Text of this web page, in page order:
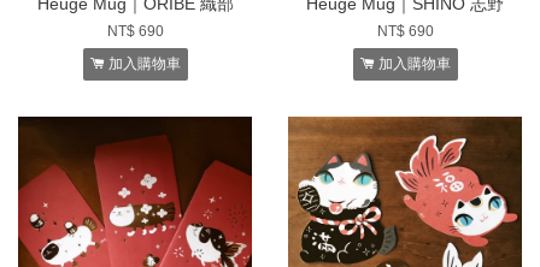
NT$ 690
加入購物車
NT$ 690
加入購物車